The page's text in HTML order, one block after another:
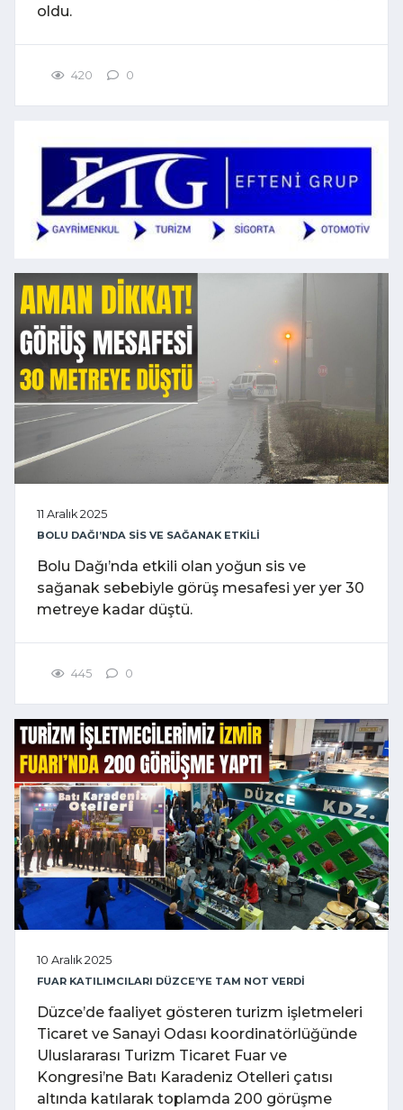
oldu.
420 0
11 Aralık 2025
BOLU DAĞI’NDA SİS VE SAĞANAK ETKİLİ
Bolu Dağı’nda etkili olan yoğun sis ve
sağanak sebebiyle görüş mesafesi yer yer 30
metreye kadar düştü.
445 0
10 Aralık 2025
FUAR KATILIMCILARI DÜZCE’YE TAM NOT VERDİ
Düzce’de faaliyet gösteren turizm işletmeleri
Ticaret ve Sanayi Odası koordinatörlüğünde
Uluslararası Turizm Ticaret Fuar ve
Kongresi’ne Batı Karadeniz Otelleri çatısı
altında katılarak toplamda 200 görüşme